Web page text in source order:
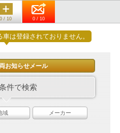
0 / 10 0 / 10
は登録されておりません。
お知らせメール
件で検索
域 メーカー